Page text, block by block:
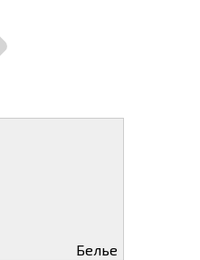
Белье